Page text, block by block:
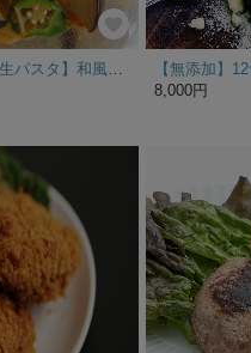
8,000円